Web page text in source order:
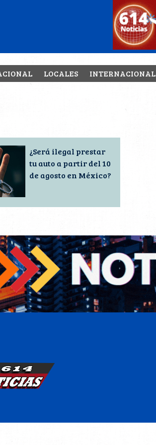
LOCALES INTERNACIONAL
¿Será ilegal prestar
tu auto a partir del 10
de agosto en México?